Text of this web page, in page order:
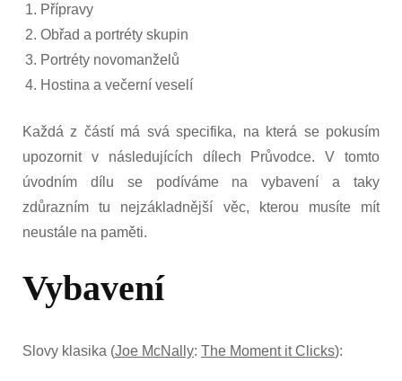
Přípravy
Obřad a portréty skupin
Portréty novomanželů
Hostina a večerní veselí
Každá z částí má svá specifika, na která se pokusím
upozornit v následujících dílech Průvodce. V tomto
úvodním dílu se podíváme na vybavení a taky
zdůrazním tu nejzákladnější věc, kterou musíte mít
neustále na paměti.
Vybavení
Slovy klasika (Joe McNally: The Moment it Clicks):